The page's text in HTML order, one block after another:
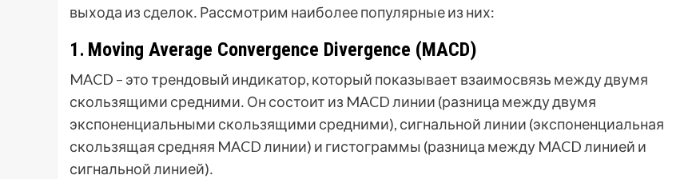
выхода из сделок․ Рассмотрим наиболее популярные из них:
1․ Moving Average Convergence Divergence (MACD)
MACD – это трендовый индикатор, который показывает взаимосвязь между двумя
скользящими средними․ Он состоит из MACD линии (разница между двумя
экспоненциальными скользящими средними), сигнальной линии (экспоненциальная
скользящая средняя MACD линии) и гистограммы (разница между MACD линией и
сигнальной линией)․